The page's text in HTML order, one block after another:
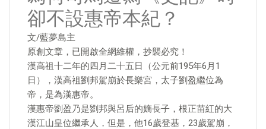
卻不設惠帝本紀？
文/藍夢島主
原創文章，已開啟全網維權，抄襲必究！
漢高祖十二年的四月二十五日（公元前195年6月1
日），漢高祖劉邦駕崩於長樂宮，太子劉盈繼位為
帝，是為漢惠帝。
漢惠帝劉盈乃是劉邦與呂后的嫡長子，根正苗紅的大
漢江山皇位繼承人，但是，他16歲登基，23歲駕崩，